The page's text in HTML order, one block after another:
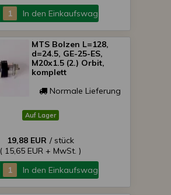
In den Einkaufswagen
MTS Bolzen L=128,
d=24.5, GE-25-ES,
M20x1.5 (2.) Orbit,
komplett
Normale Lieferung
Auf Lager
19,88 EUR / stück
( 15,65 EUR + MwSt. )
In den Einkaufswagen